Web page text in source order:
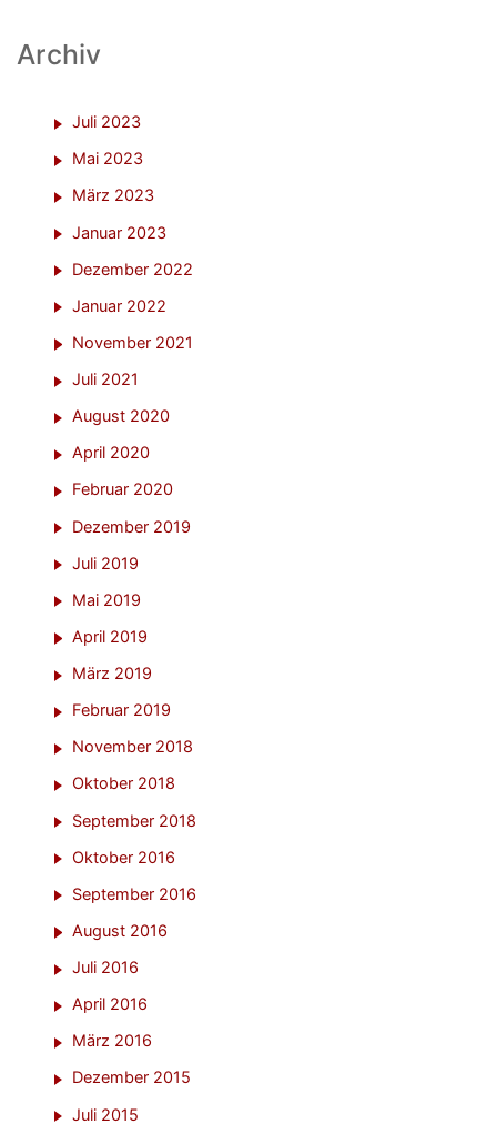
Archiv
Juli 2023
Mai 2023
März 2023
Januar 2023
Dezember 2022
Januar 2022
November 2021
Juli 2021
August 2020
April 2020
Februar 2020
Dezember 2019
Juli 2019
Mai 2019
April 2019
März 2019
Februar 2019
November 2018
Oktober 2018
September 2018
Oktober 2016
September 2016
August 2016
Juli 2016
April 2016
März 2016
Dezember 2015
Juli 2015